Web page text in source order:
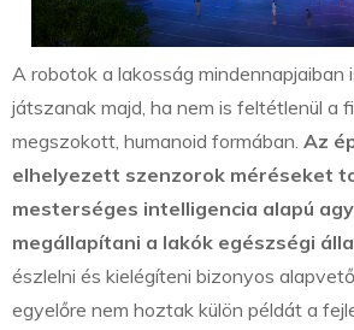
A robotok a lakosság
játszanak majd, ha nem is feltétlenül a
megszokott, humanoid formában. Az
elhelyezett szenzorok méréseket
mesterséges intelligencia alapú
megállapítani a lakók egészségi
észlelni és kielégíteni bizonyos
egyelőre nem hoztak külön példát a